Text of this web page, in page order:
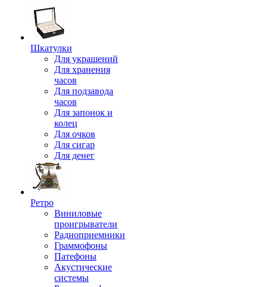
Шкатулки
Для украшений
Для хранения
часов
Для подзавода
часов
Для запонок и
колец
Для очков
Для сигар
Для денег
Ретро
Виниловые
проигрыватели
Радиоприемники
Граммофоны
Патефоны
Акустические
системы